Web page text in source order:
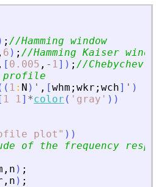
; //Hamming window
, 6 ) ; //Hamming Kaiser
, [ 0.005 , - 1] ) ; //Chebychev
profile
( 1 : N ) ' , [whm ; wkr ; wch] ' )
1 1] *color ( ' gray ' ) )
plot " ) )
of the frequency
, n ) ;
, n ) ;